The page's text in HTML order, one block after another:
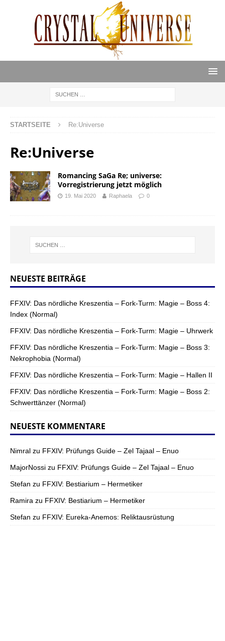
STARTSEITE Re:Universe
Re:Universe
Romancing SaGa Re; universe:
Vorregistrierung jetzt möglich
19. Mai 2020 Raphaela 0
NEUESTE BEITRÄGE
FFXIV: Das nördliche Kreszentia – Fork-Turm: Magie – Boss 4:
Index (Normal)
FFXIV: Das nördliche Kreszentia – Fork-Turm: Magie – Uhrwerk
FFXIV: Das nördliche Kreszentia – Fork-Turm: Magie – Boss 3:
Nekrophobia (Normal)
FFXIV: Das nördliche Kreszentia – Fork-Turm: Magie – Hallen II
FFXIV: Das nördliche Kreszentia – Fork-Turm: Magie – Boss 2:
Schwerttänzer (Normal)
NEUESTE KOMMENTARE
Nimral zu FFXIV: Prüfungs Guide – Zel Tajaal – Enuo
MajorNossi zu FFXIV: Prüfungs Guide – Zel Tajaal – Enuo
Stefan zu FFXIV: Bestiarium – Hermetiker
Ramira zu FFXIV: Bestiarium – Hermetiker
Stefan zu FFXIV: Eureka-Anemos: Reliktausrüstung